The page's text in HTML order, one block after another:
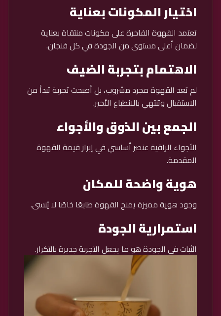
اختيار المكونات بعناية
تعتمد القهوة الفاخرة على مكونات منتقاة بعناية
لضمان أعلى مستوى من الجودة في كل فنجان.
الاهتمام بتجربة الضيف
لم تعد القهوة مجرد مشروب، بل أصبحت تجربة تبدأ من
الاستقبال وتنتهي بالانطباع الأخير.
الجمع بين الذوق والأجواء
الأجواء الراقية عنصر أساسي في إبراز قيمة القهوة
المقدمة.
هوية واضحة للمكان
وجود هوية مميزة يمنح القهوة طابعًا خاصًا لا يُنسى.
استمرارية الجودة
الثبات في الجودة هو ما يجعل التجربة جديرة بالتكرار.